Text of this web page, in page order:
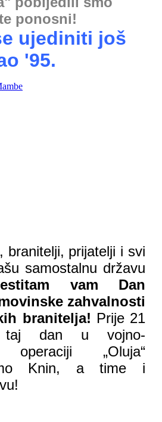
ponosni!
ujediniti još
'95.
branitelji, prijatelji i svi
samostalnu državu
vam Dan
zahvalnosti
branitelja! Prije 21
taj dan u vojno-
operaciji „Oluja“
Knin, a time i